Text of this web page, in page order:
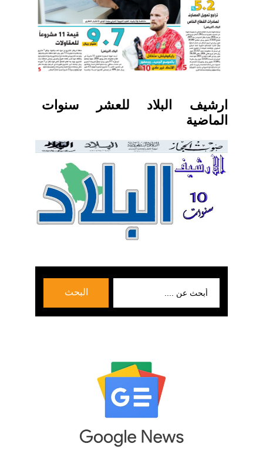
ارشيف البلاد للعشر سنوات
الماضية
البحث